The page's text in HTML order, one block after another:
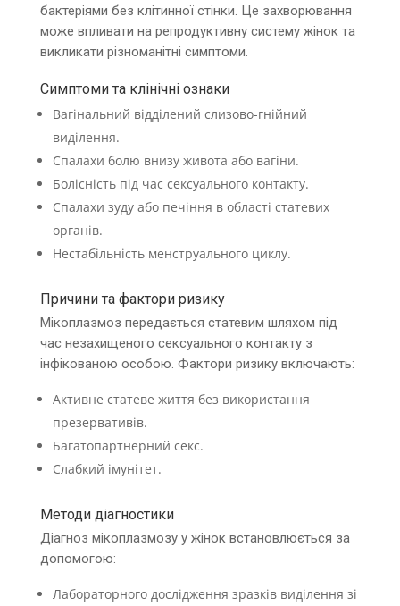
бактеріями без клітинної стінки. Це захворювання
може впливати на репродуктивну систему жінок та
викликати різноманітні симптоми.
Симптоми та клінічні ознаки
Вагінальний відділений слизово-гнійний
виділення.
Спалахи болю внизу живота або вагіни.
Болісність під час сексуального контакту.
Спалахи зуду або печіння в області статевих
органів.
Нестабільність менструального циклу.
Причини та фактори ризику
Мікоплазмоз передається статевим шляхом під
час незахищеного сексуального контакту з
інфікованою особою. Фактори ризику включають:
Активне статеве життя без використання
презервативів.
Багатопартнерний секс.
Слабкий імунітет.
Методи діагностики
Діагноз мікоплазмозу у жінок встановлюється за
допомогою:
Лабораторного дослідження зразків виділення зі